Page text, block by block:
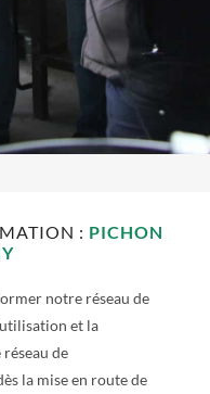
: PICHON
notre réseau de
et la
de
la mise en route de